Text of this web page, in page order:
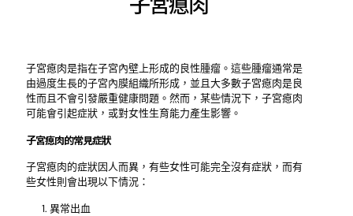
子宮瘜肉是指在子宮內壁上形成的良性腫瘤。這些腫瘤通常是
由過度生長的子宮內膜組織所形成，並且大多數子宮瘜肉是良
性而且不會引發嚴重健康問題。然而，某些情況下，子宮瘜肉
可能會引起症狀，或對女性生育能力產生影響。
子宮瘜肉的常見症狀
子宮瘜肉的症狀因人而異，有些女性可能完全沒有症狀，而有
些女性則會出現以下情況：
異常出血